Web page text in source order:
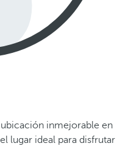
inmejorable en
lugar ideal para disfrutar